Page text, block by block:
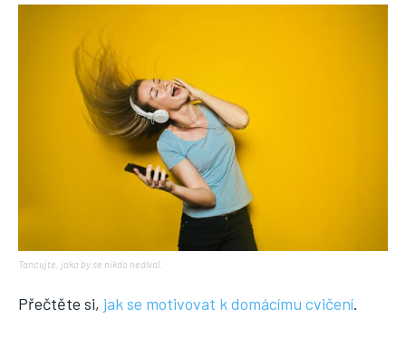
Tancujte, jako by se nikdo nedíval.
Přečtěte si, jak se motivovat k domácímu cvičení.